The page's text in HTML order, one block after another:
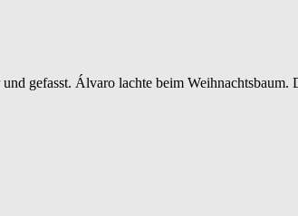
gefasst. Álvaro lachte beim Weihnachtsbaum.